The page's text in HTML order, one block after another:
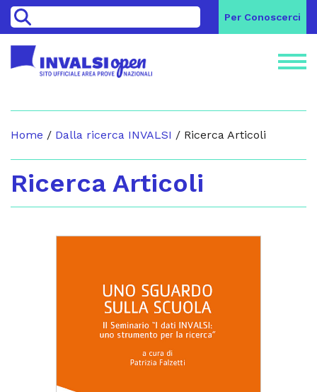
> Per Conoscerci
Home / Dalla ricerca INVALSI / Ricerca Articoli
Ricerca Articoli